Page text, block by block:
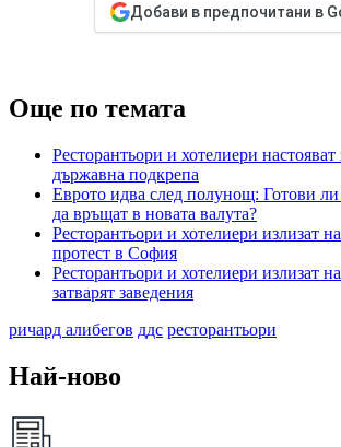
Добави в предпочитани в
Още по темата
Ресторантьори и хотелиери
държавна подкрепа
Еврото идва след полунощ: Готови ли
да връщат в новата валута?
Ресторантьори и хотелиери излизат
протест в София
Ресторантьори и хотелиери излизат
затварят заведения
ричард алибегов ддс ресторантьори
Най-ново